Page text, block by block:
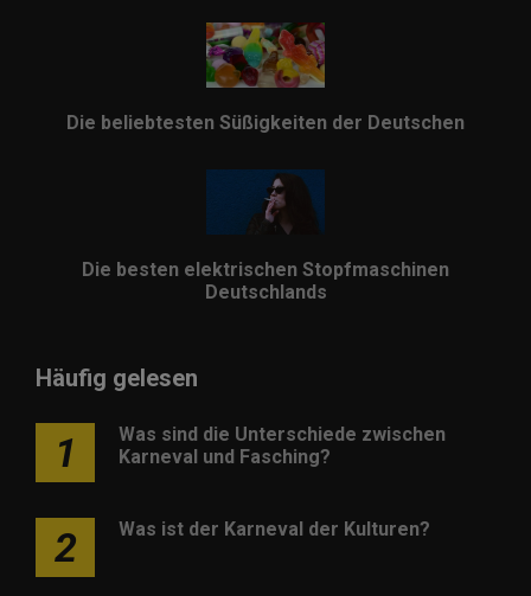
Die beliebtesten Süßigkeiten der Deutschen
Die besten elektrischen Stopfmaschinen
Deutschlands
Häufig gelesen
1
Was sind die Unterschiede zwischen
Karneval und Fasching?
2 Was ist der Karneval der Kulturen?